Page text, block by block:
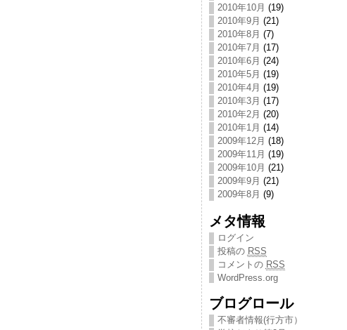
2010年10月 (19)
2010年9月 (21)
2010年8月 (7)
2010年7月 (17)
2010年6月 (24)
2010年5月 (19)
2010年4月 (19)
2010年3月 (17)
2010年2月 (20)
2010年1月 (14)
2009年12月 (18)
2009年11月 (19)
2009年10月 (21)
2009年9月 (21)
2009年8月 (9)
メタ情報
ログイン
投稿の RSS
コメントの RSS
WordPress.org
ブログロール
不審者情報(行方市）